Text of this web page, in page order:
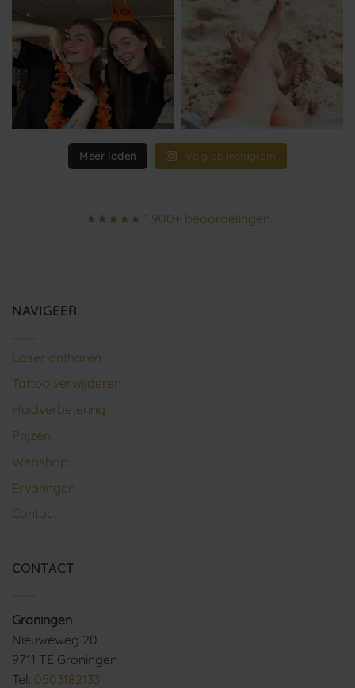
Meer laden Volg op Instagram
★★★★★ 1.900+ beoordelingen
NAVIGEER
Laser ontharen
Tattoo verwijderen
Huidverbetering
Prijzen
Webshop
Ervaringen
Contact
CONTACT
Groningen
Nieuweweg 20
9711 TE Groningen
Tel: 0503182133